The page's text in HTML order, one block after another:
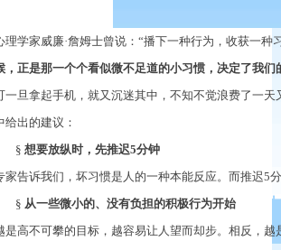
理学家威廉·詹姆士曾说：“播下一种行为，收获一
，正是那一个个看似微不足道的小习惯，决定了我们
一旦拿起手机，就又沉迷其中，不知不觉浪费了一天
给出的建议：
§ 想要放纵时，先推迟5分钟
家告诉我们，坏习惯是人的一种本能反应。而推迟5
§ 从一些微小的、没有负担的积极行为开始
是高不可攀的目标，越容易让人望而却步。相反，